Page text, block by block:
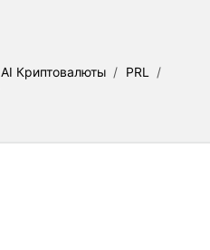
AI Криптовалюты / PRL /